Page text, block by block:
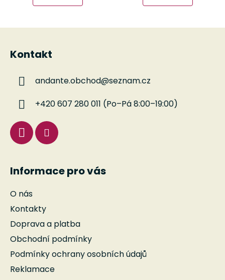
Z
Kontakt
andante.obchod@seznam.cz
+420 607 280 011 (Po–Pá 8:00–19:00)
Informace pro vás
O nás
Kontakty
Doprava a platba
Obchodní podmínky
Podmínky ochrany osobních údajů
Reklamace